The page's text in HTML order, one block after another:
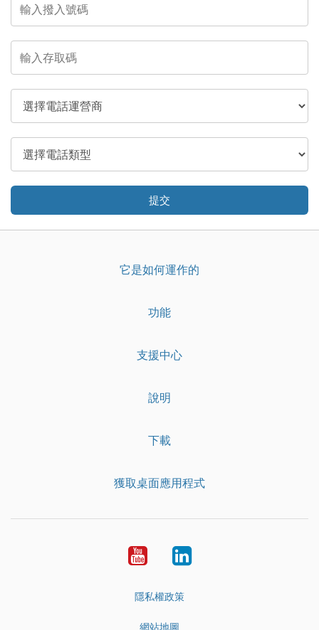
提交
它是如何運作的
功能
支援中心
說明
下載
獲取桌面應用程式
YouTubeLinkedIn
隱私權政策
網站地圖